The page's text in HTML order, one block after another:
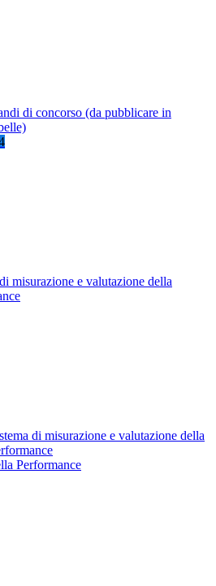
di concorso (da pubblicare in
misurazione e valutazione della
di misurazione e valutazione della
Performance